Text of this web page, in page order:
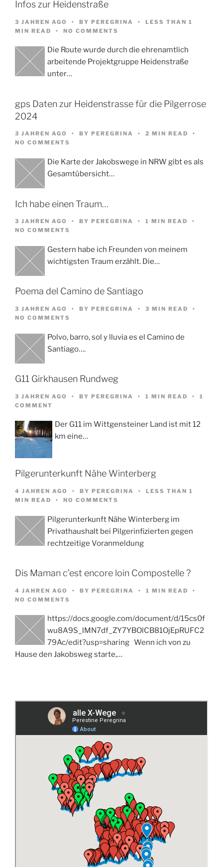
Infos zur Heidenstraße
3 JAHREN AGO BY PEREGRINA
LESS THAN 1
MIN READ
NO COMMENTS
Die Route wurde durch die ehrenamtlich
arbeitende Projektgruppe Heidenstraße
unter…
gps Daten zur Heidenstrasse für die Pilgerrose
2024
3 JAHREN AGO BY PEREGRINA
2 MIN READ
NO COMMENTS
Die Karte der Jakobswege in NRW gibt es als
Gesamtübersicht…
Ich habe einen Traum…
3 JAHREN AGO BY PEREGRINA
1 MIN READ
NO COMMENTS
Gestern habe ich Freunden von meinem
wichtigsten Traum erzählt. Die…
Poema del Camino de Santiago
3 JAHREN AGO BY PEREGRINA
3 MIN READ
NO COMMENTS
Polvo, barro, sol y lluvia es el Camino de
Santiago….
G11 Girkhausen Rundweg
3 JAHREN AGO BY PEREGRINA 1 MIN READ
1
COMMENT
Der G11 im Wittgensteiner Land ist mit 12
km eine…
Pilgerunterkunft Nähe Winterberg
4 JAHREN AGO BY PEREGRINA
LESS THAN 1
MIN READ
NO COMMENTS
Pilgerunterkunft Nähe Winterberg im
Privathaushalt bei Pilgerinfizierten gegen
rechtzeitige Voranmeldung
Dis Maman c’est encore loin Compostelle ?
4 JAHREN AGO BY PEREGRINA
1 MIN READ
NO COMMENTS
https://docs.google.com/document/d/15cs0f
wu8A9S_lMN7df_ZY7YBOlCB81OjEpRUFC2
79Ac/edit?usp=sharing Wenn ich von zu
Hause den Jakobsweg starte,…